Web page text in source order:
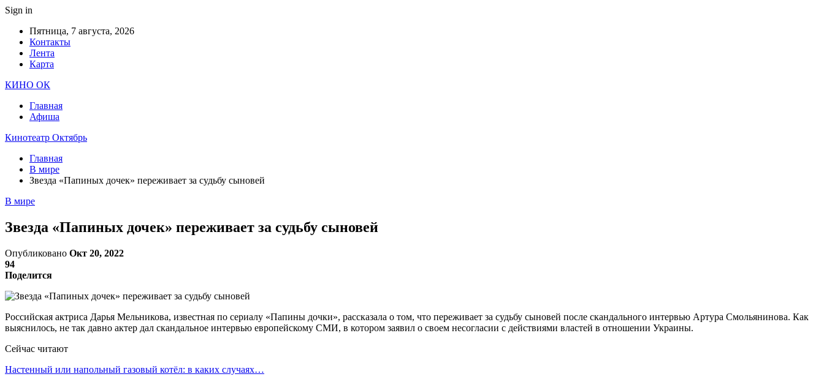
Sign in
Пятница, 7 августа, 2026
Контакты
Лента
Карта
КИНО ОК
Главная
Афиша
Кинотеатр Октябрь
Главная
В мире
Звезда «Папиных дочек» переживает за судьбу сыновей
В мире
Звезда «Папиных дочек» переживает за судьбу сыновей
Опубликовано Окт 20, 2022
94
Поделится
Российская актриса Дарья Мельникова, известная по сериалу «Папины дочки», рассказала о том, что переживает за судьбу сыновей после скандального интервью Артура Смольянинова. Как
выяснилось, не так давно актер дал скандальное интервью европейскому СМИ, в котором заявил о своем несогласии с действиями властей в отношении Украины.
Сейчас читают
Настенный или напольный газовый котёл: в каких случаях…